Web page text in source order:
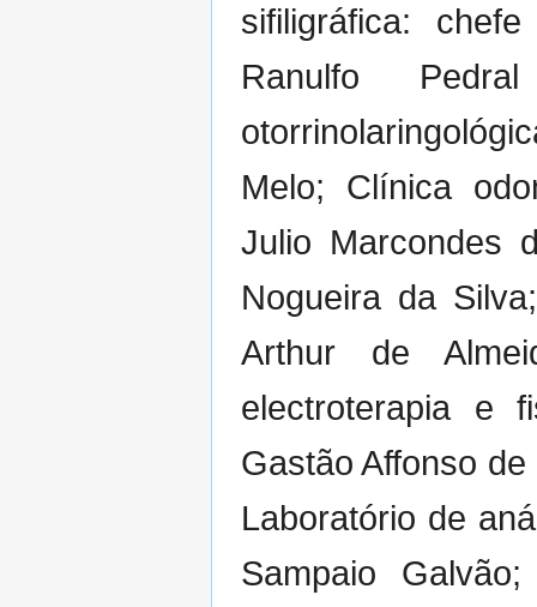
sifiligráfica:
Ranulfo
Melo; Clínica
Julio Marcondes
Nogueira da
Arthur de
electroterapia e
Gastão Affonso
Laboratório de
Sampaio